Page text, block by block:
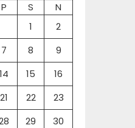
P S
N
1
2
7 8
9
14 15
16
21 22
23
29
30